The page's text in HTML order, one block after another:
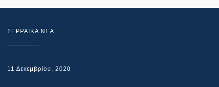
ΣΕΡΡΑΙΚΑ ΝΕΑ
11 Δεκεμβρίου, 2020